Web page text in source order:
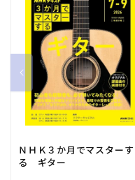
ＮＨＫ３か月でマスターす
る ギター